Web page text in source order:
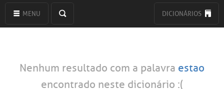
MENU DICIONÁRIOS
Nenhum resultado com a palavra estao
encontrado neste dicionário :(